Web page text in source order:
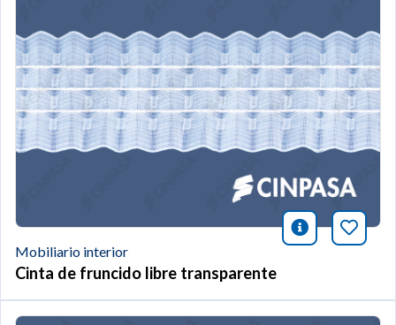
icono
Mobiliario interior
Cinta de fruncido libre transparente